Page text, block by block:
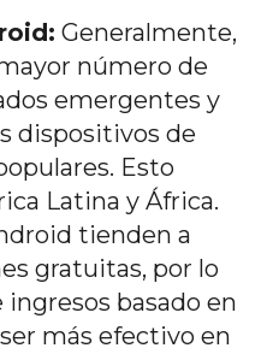
Generalmente,
número de
emergentes y
dispositivos de
Esto
Latina y África.
tienden a
gratuitas, por lo
basado en
más efectivo en